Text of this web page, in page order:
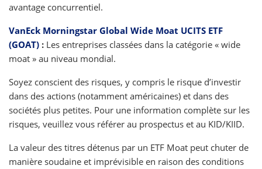
avantage concurrentiel.
VanEck Morningstar Global Wide Moat UCITS ETF
(GOAT) : Les entreprises classées dans la catégorie « wide
moat » au niveau mondial.
Soyez conscient des risques, y compris le risque d’investir
dans des actions (notamment américaines) et dans des
sociétés plus petites. Pour une information complète sur les
risques, veuillez vous référer au prospectus et au KID/KIID.
La valeur des titres détenus par un ETF Moat peut chuter de
manière soudaine et imprévisible en raison des conditions